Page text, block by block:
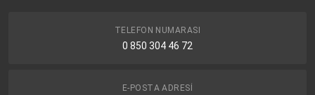
TELEFON NUMARASI
0 850 304 46 72
E-POSTA ADRESI